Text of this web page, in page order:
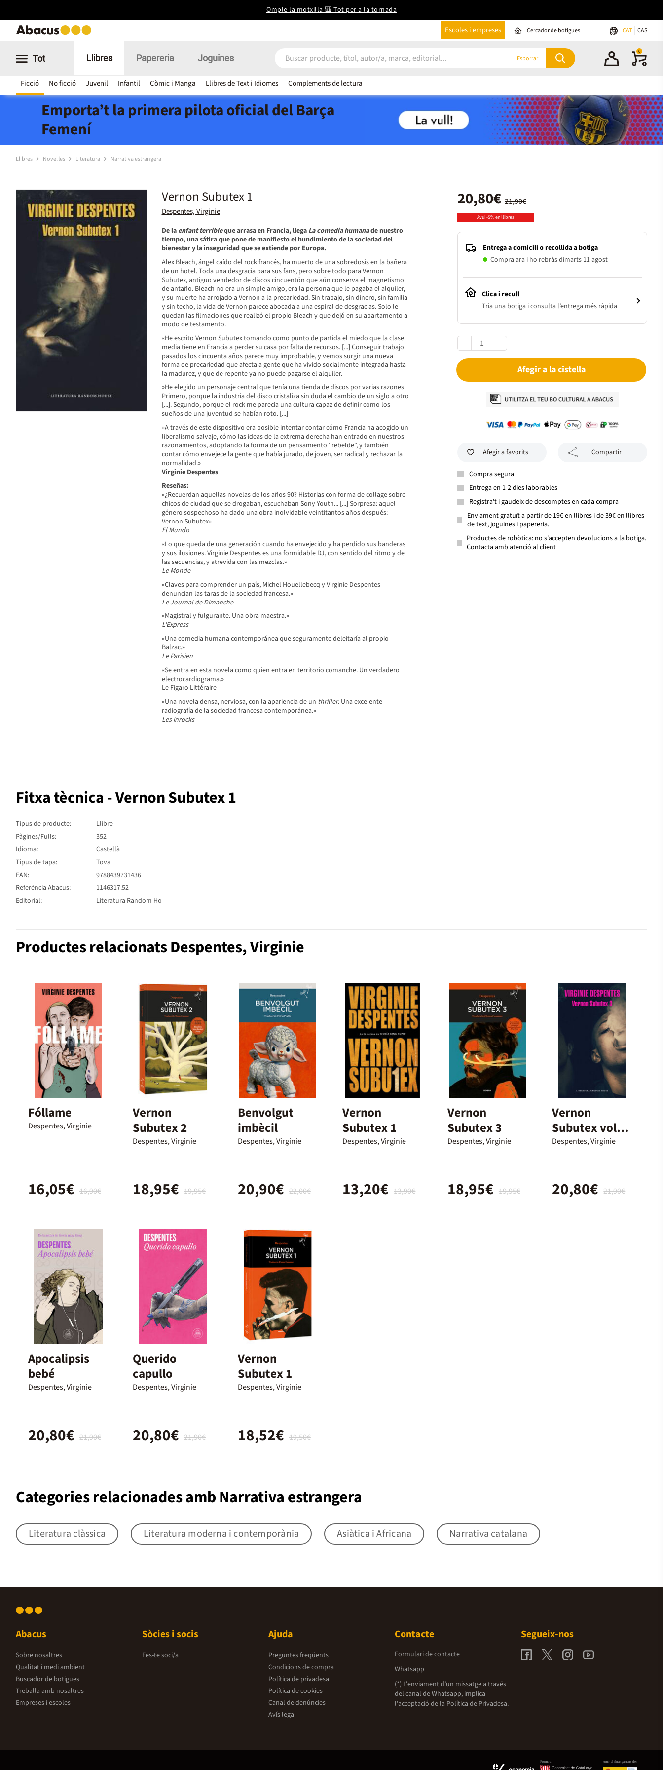
Omple la motxilla 🎒 Tot per a la tornada
Escoles i empreses Cercador de botigues CAT CAS
Tot Llibres
Ficció No ficció Juvenil Infantil Còmic i Manga Llibres de Text i Idiomes Complements de lectura
Papereria Joguines Esborrar
0
Emporta’t la primera pilota oficial del Barça
Femení
Llibres Novel·les Literatura Narrativa estrangera
Vernon Subutex 1
Despentes, Virginie
De la enfant terribleque arrasa en Francia, llega La comedia humanade nuestro
tiempo, una sátira que pone de manifiesto el hundimiento de la sociedad del
bienestar y la inseguridad que se extiende por Europa.
Alex Bleach, ángel caído del rock francés, ha muerto de una sobredosis en la bañera
de un hotel. Toda una desgracia para sus fans, pero sobre todo para Vernon
Subutex, antiguo vendedor de discos cincuentón que aún conserva el magnetismo
de antaño. Bleach no era un simple amigo, era la persona que le pagaba el alquiler,
y su muerte ha arrojado a Vernon a la precariedad. Sin trabajo, sin dinero, sin familia
y sin techo, la vida de Vernon parece abocada a una espiral de desgracias. Solo le
quedan las filmaciones que realizó el propio Bleach y que dejó en su apartamento a
modo de testamento.
«He escrito Vernon Subutex tomando como punto de partida el miedo que la clase
media tiene en Francia a perder su casa por falta de recursos. [...] Conseguir trabajo
pasados los cincuenta años parece muy improbable, y vemos surgir una nueva
forma de precariedad que afecta a gente que ha vivido socialmente integrada hasta
la madurez, y que de repente ya no puede pagarse el alquiler.
»He elegido un personaje central que tenía una tienda de discos por varias razones.
Primero, porque la industria del disco cristaliza sin duda el cambio de un siglo a otro
[...]. Segundo, porque el rock me parecía una cultura capaz de definir cómo los
sueños de una juventud se habían roto. [...]
»A través de este dispositivo era posible intentar contar cómo Francia ha acogido un
liberalismo salvaje, cómo las ideas de la extrema derecha han entrado en nuestros
razonamientos, adoptando la forma de un pensamiento ''rebelde'', y también
contar cómo envejece la gente que había jurado, de joven, ser radical y rechazar la
normalidad.»
Virginie Despentes
Reseñas:
«¿Recuerdan aquellas novelas de los años 90? Historias con forma de collage sobre
chicos de ciudad que se drogaban, escuchaban Sony Youth... [...] Sorpresa: aquel
género sospechoso ha dado una obra inolvidable veintitantos años después:
Vernon Subutex»
El Mundo
«Lo que queda de una generación cuando ha envejecido y ha perdido sus banderas
y sus ilusiones. Virginie Despentes es una formidable DJ, con sentido del ritmo y de
las secuencias, y atrevida con las mezclas.»
Le Monde
«Claves para comprender un país, Michel Houellebecq y Virginie Despentes
denuncian las taras de la sociedad francesa.»
Le Journal de Dimanche
«Magistral y fulgurante. Una obra maestra.»
L'Express
«Una comedia humana contemporánea que seguramente deleitaría al propio
Balzac.»
Le Parisien
«Se entra en esta novela como quien entra en territorio comanche. Un verdadero
electrocardiograma.»
Le Figaro Littéraire
«Una novela densa, nerviosa, con la apariencia de un thriller. Una excelente
radiografía de la sociedad francesa contemporánea.»
Les inrocks
21,90€
20,80€
Avui -5% en llibres
Entrega a domicili o recollida a botiga
Compra ara i ho rebràs dimarts 11 agost
Clica i recull
Tria una botiga i consulta l’entrega més ràpida
Afegir a la cistella
Afegir a favorits Compartir
Compra segura
Entrega en 1-2 dies laborables
Registra't i gaudeix de descomptes en cada compra
Enviament gratuït a partir de 19€ en llibres i de 39€ en llibres
de text, joguines i papereria.
Productes de robòtica: no s'accepten devolucions a la botiga.
Contacta amb atenció al client
Fitxa tècnica - Vernon Subutex 1
Tipus de producte:
Llibre
Pàgines/Fulls:
352
Idioma:
Castellà
Tipus de tapa:
Tova
EAN:
9788439731436
Referència Abacus:
1146317.52
Editorial:
Literatura Random Ho
Productes relacionats Despentes, Virginie
Fóllame
Despentes, Virginie
16,90€
16,05€
Vernon
Subutex 2
Despentes, Virginie
19,95€
18,95€
Benvolgut
imbècil
Despentes, Virginie
22,00€
20,90€
Vernon
Subutex 1
Despentes, Virginie
13,90€
13,20€
Vernon
Subutex 3
Despentes, Virginie
19,95€
18,95€
Vernon
Subutex vol.
III
Despentes, Virginie
21,90€
20,80€
Apocalipsis
bebé
Despentes, Virginie
21,90€
20,80€
Querido
capullo
Despentes, Virginie
21,90€
20,80€
Vernon
Subutex 1
Despentes, Virginie
19,50€
18,52€
Categories relacionades amb Narrativa estrangera
Literatura clàssica Literatura moderna i contemporània Asiàtica i Africana Narrativa catalana
Abacus
Sobre nosaltres
Qualitat i medi ambient
Buscador de botigues
Treballa amb nosaltres
Empreses i escoles
Sòcies i socis
Fes-te soci/a
Ajuda
Preguntes freqüents
Condicions de compra
Política de privadesa
Política de cookies
Canal de denúncies
Avís legal
Contacte
Formulari de contacte
Whatsapp
(*) L'enviament d’un missatge a través
del canal de Whatsapp, implica
l'acceptació de la Política de Privadesa.
Segueix-nos
Promou: Amb el finançament de: